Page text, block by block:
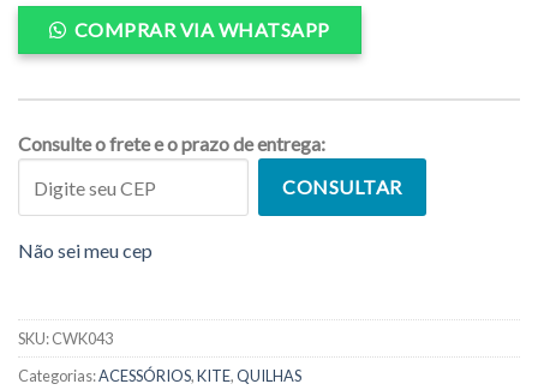
COMPRAR VIA WHATSAPP
Consulte o frete e o prazo de entrega:
CONSULTAR
Não sei meu cep
SKU:CWK043
Categorias:ACESSÓRIOS,KITE,QUILHAS